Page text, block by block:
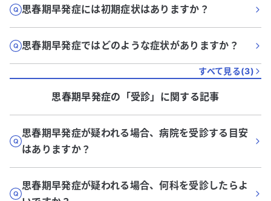
思春期早発症には初期症状はありますか？
思春期早発症ではどのような症状がありますか？
すべて見る(3)
思春期早発症の「受診」に関する記事
思春期早発症が疑われる場合、病院を受診する目安
はありますか？
思春期早発症が疑われる場合、何科を受診したらよ